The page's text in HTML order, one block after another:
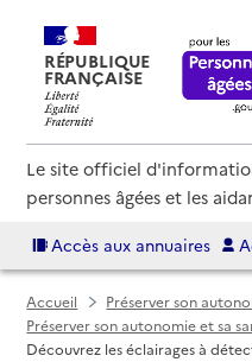
RÉPUBLIQUE
FRANÇAISE
Le site officiel
personnes âgées et les
Accès aux annuaires
Accueil
Préserver son
Préserver son autonomie et sa
Découvrez les éclairages à